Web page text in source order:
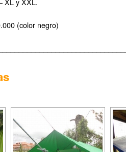
(color negro)